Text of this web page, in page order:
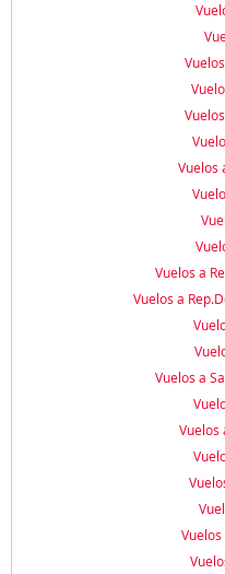
Vuelos
Vuelos a
Vuelos a
Vuelos a
Vuelos